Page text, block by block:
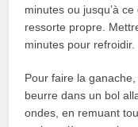
minutes ou jusqu’à
ressorte propre.
minutes pour refroidir.
Pour faire la
beurre dans un bol
ondes, en remuant